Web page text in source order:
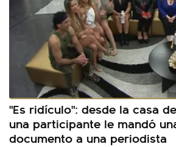
"Es ridículo": desde la casa
una participante le mandó
documento a una periodista